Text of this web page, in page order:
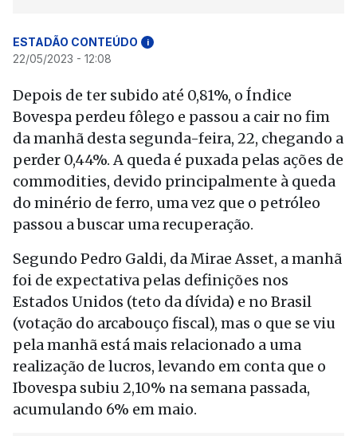
ESTADÃO CONTEÚDO i
22/05/2023 - 12:08
Depois de ter subido até 0,81%, o Índice
Bovespa perdeu fôlego e passou a cair no fim
da manhã desta segunda-feira, 22, chegando a
perder 0,44%. A queda é puxada pelas ações de
commodities, devido principalmente à queda
do minério de ferro, uma vez que o petróleo
passou a buscar uma recuperação.
Segundo Pedro Galdi, da Mirae Asset, a manhã
foi de expectativa pelas definições nos
Estados Unidos (teto da dívida) e no Brasil
(votação do arcabouço fiscal), mas o que se viu
pela manhã está mais relacionado a uma
realização de lucros, levando em conta que o
Ibovespa subiu 2,10% na semana passada,
acumulando 6% em maio.